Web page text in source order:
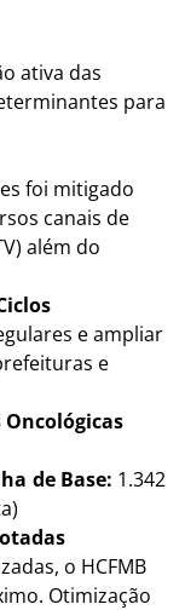
ativa das
para
foi mitigado
canais de
além do
e ampliar
e
de Base: 1.342
o HCFMB
Otimização